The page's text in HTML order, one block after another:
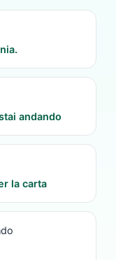
andando
la carta